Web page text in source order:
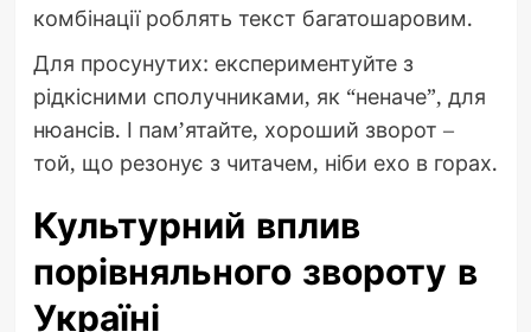
комбінації роблять текст багатошаровим.
Для просунутих: експериментуйте з
рідкісними сполучниками, як “неначе”, для
нюансів. І пам’ятайте, хороший зворот –
той, що резонує з читачем, ніби ехо в горах.
Культурний вплив
порівняльного звороту в
Україні